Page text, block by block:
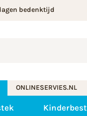
bedenktijd
ONLINESERVIES.NL